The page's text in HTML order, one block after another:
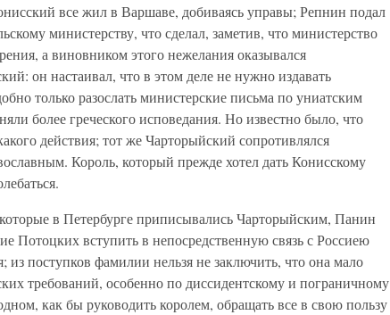
все жил в Варшаве, добиваясь управы; Репнин подал
министерству, что сделал, заметив, что министерство
а виновником этого нежелания оказывался
он настаивал, что в этом деле не нужно издавать
только разослать министерские письма по униатским
более греческого исповедания. Но известно было, что
действия; тот же Чарторыйский сопротивлялся
Король, который прежде хотел дать Конисскому
в Петербурге приписывались Чарторыйским, Панин
Потоцких вступить в непосредственную связь с Россиею
из поступков фамилии нельзя не заключить, что она мало
требований, особенно по диссидентскому и пограничному
как бы руководить королем, обращать все в свою пользу